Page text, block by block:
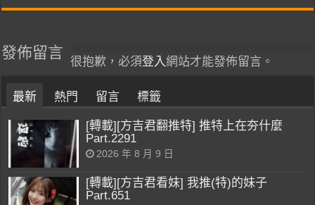
發佈留言
很抱歉，必須登入網站才能發佈留言。
最新 熱門 留言 標籤
[轉載][方吉君翻推特] 推特上在夯什麼
Part.2291
2026 年 8 月 9 日
[轉載][方吉君看妹] 我推(特)的妹子
Part.651